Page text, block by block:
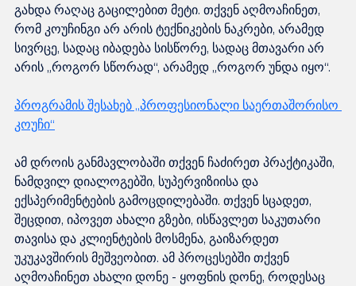
გახდა რაღაც გაცილებით მეტი. თქვენ აღმოაჩინეთ,
რომ კოუჩინგი არ არის ტექნიკების ნაკრები, არამედ
სივრცე, სადაც იბადება სისწორე, სადაც მთავარი არ
არის „როგორ სწორად“, არამედ „როგორ უნდა იყო“.
პროგრამის შესახებ „პროფესიონალი საერთაშორისო
კოუჩი“
ამ დროის განმავლობაში თქვენ ჩაძირეთ პრაქტიკაში,
ნამდვილ დიალოგებში, სუპერვიზიისა და
ექსპერიმენტების გამოცდილებაში. თქვენ სცადეთ,
შეცდით, იპოვეთ ახალი გზები, ისწავლეთ საკუთარი
თავისა და კლიენტების მოსმენა, გაიზარდეთ
უკუკავშირის მეშვეობით. ამ პროცესებში თქვენ
აღმოაჩინეთ ახალი დონე - ყოფნის დონე, როდესაც